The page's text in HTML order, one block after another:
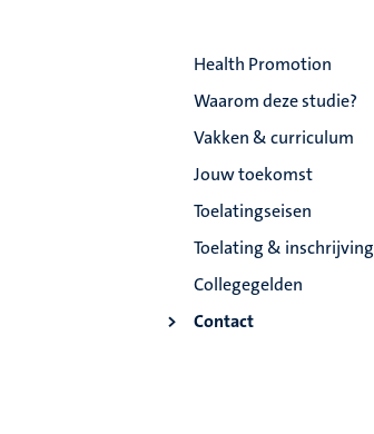
Health Promotion
Waarom deze studie?
Vakken & curriculum
Jouw toekomst
Toelatingseisen
Toelating & inschrijving
Collegegelden
Contact